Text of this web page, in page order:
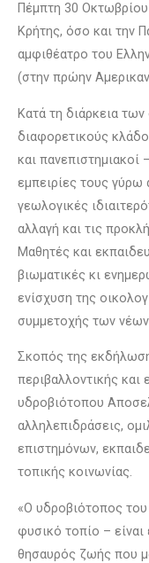
Πέμπτη 30
Κρήτης, όσο και την
αμφιθέατρο του
(στην πρώην
Κατά τη διάρκεια
διαφορετικούς
και πανεπιστημιακοί
εμπειρίες τους γύρω
γεωλογικές
αλλαγή και τις
Μαθητές και
βιωματικές κι
ενίσχυση της
συμμετοχής των
Σκοπός της
περιβαλλοντικής και
υδροβιότοπου
αλληλεπιδράσεις,
επιστημόνων,
τοπικής κοινωνίας.
«Ο υδροβιότοπος
φυσικό τοπίο –
θησαυρός ζωής που